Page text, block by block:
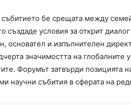
бе срещата между
създаде условия за открит
основател и изпълнителен
значимостта на глобалните
Форумът затвърди позицията
научни събития в сферата на